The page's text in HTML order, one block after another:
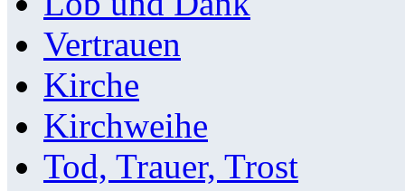
Vertrauen
Kirche
Kirchweihe
Tod, Trauer, Trost